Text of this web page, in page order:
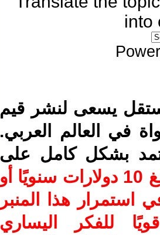
into
يسعى لنشر قيم
في العالم العربي.
بشكل كامل على
ساهم/ي معنا! بدعمكم بمبلغ 10 دولارات سنويًا أو
استمرار هذا المنبر
للفكر اليساري